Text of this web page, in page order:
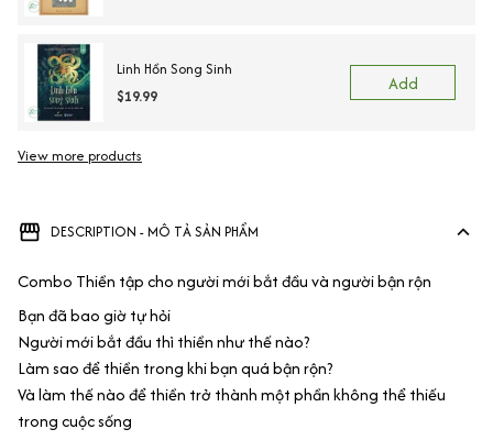
Linh Hồn Song Sinh
$19.99
Add
View more products
DESCRIPTION - MÔ TẢ SẢN PHẨM
Combo Thiền tập cho người mới bắt đầu và người bận rộn
Bạn đã bao giờ tự hỏi
Người mới bắt đầu thì thiền như thế nào?
Làm sao để thiền trong khi bạn quá bận rộn?
Và làm thế nào để thiền trở thành một phần không thể thiếu
trong cuộc sống